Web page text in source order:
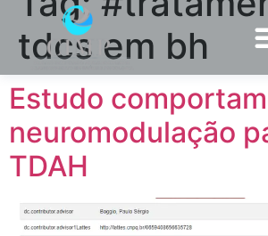
tdcs em bh
Estudo
neuromodulação
TDAH